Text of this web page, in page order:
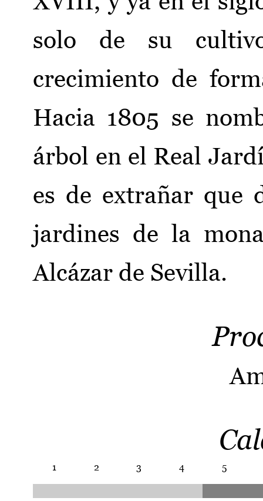
solo de su
crecimiento de
Hacia 1805 se
árbol en el Real
es de extrañar que
jardines de la
Alcázar de Sevilla.
1 2 3 4 5